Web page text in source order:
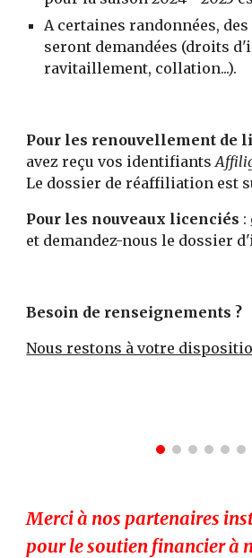
A certaines randonnées,
seront demandées (droits
ravitaillement, collation...).
Pour les renouvellement de
avez reçu vos identifiants
Le dossier de réaffiliation est
Pour les nouveaux licenciés :
et demandez-nous le dossier
Besoin de renseignements ?
Nous restons à votre
Merci à nos partenaires
pour le soutien financier à